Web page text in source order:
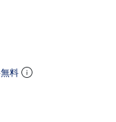
料